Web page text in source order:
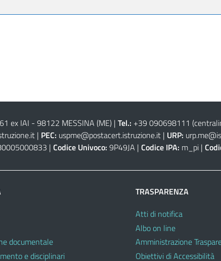
ex IAI - 98122 MESSINA (ME)| Tel.: +39 090698111
| PEC: uspme@postacert.istruzione.it| URP:
| Codice Univoco: 9P49JA | Codice IPA: m_pi |
documentale
e disciplinari
TRASPARENZA
Atti di notifica
Albo on line
Amministrazione
Obiettivi di Accessibilità